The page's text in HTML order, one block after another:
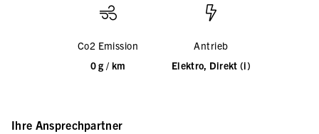
Co2 Emission
0 g / km
Antrieb
Elektro, Direkt (i)
Ihre Ansprechpartner